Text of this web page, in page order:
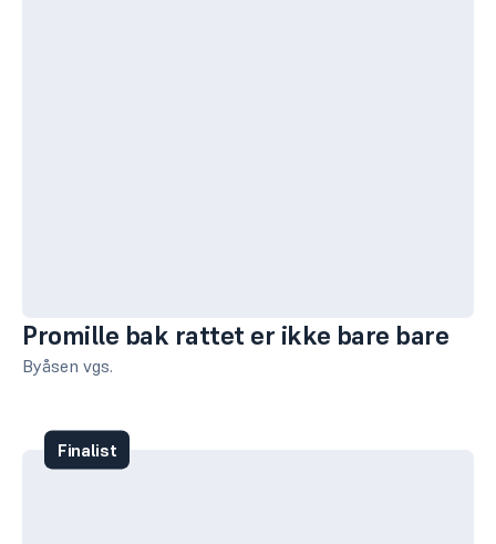
Promille bak rattet er ikke bare bare
Byåsen vgs.
Finalist